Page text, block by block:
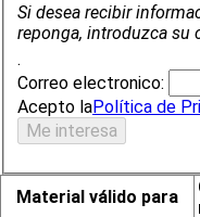
Si desea recibir
reponga, introduzca su
.
Correo electronico:
Acepto laPolítica de
Material válido para